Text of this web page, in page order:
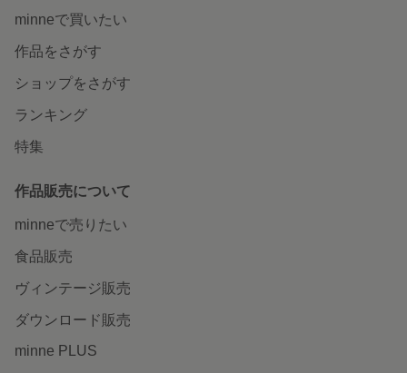
minneで買いたい
作品をさがす
ショップをさがす
ランキング
特集
作品販売について
minneで売りたい
食品販売
ヴィンテージ販売
ダウンロード販売
minne PLUS